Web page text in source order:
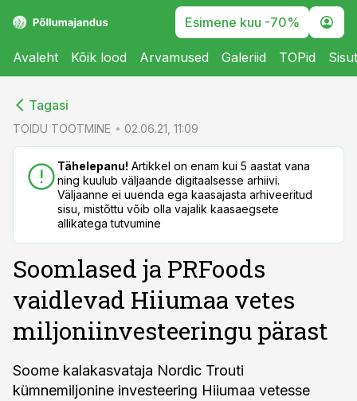
Esimene kuu -70%
Avaleht Kõik lood Arvamused Galeriid TOPid
Tagasi
TOIDU TOOTMINE 02.06.21, 11:09
Tähelepanu! Artikkel on enam kui 5 aastat vana
ning kuulub väljaande digitaalsesse arhiivi.
Väljaanne ei uuenda ega kaasajasta arhiveeritud
sisu, mistõttu võib olla vajalik kaasaegsete
allikatega tutvumine
Soomlased ja PRFoods
vaidlevad Hiiumaa vetes
miljoniinvesteeringu pärast
Soome kalakasvataja Nordic Trouti
kümnemiljonine investeering Hiiumaa vetesse